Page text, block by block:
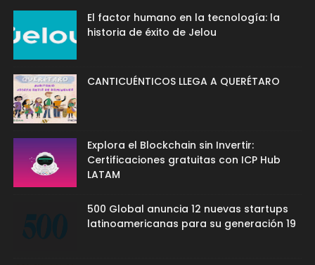
El factor humano en la tecnología: la
historia de éxito de Jelou
CANTICUÉNTICOS LLEGA A QUERÉTARO
Explora el Blockchain sin Invertir:
Certificaciones gratuitas con ICP Hub
LATAM
500 Global anuncia 12 nuevas startups
latinoamericanas para su generación 19